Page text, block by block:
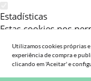
Estadísticas
Estas cookies nos
adaptada a su
personalizadas,
consultadas, etc).Al
Utilizamos cookies próprias
experiência de compra e
clicando em 'Aceitar' e